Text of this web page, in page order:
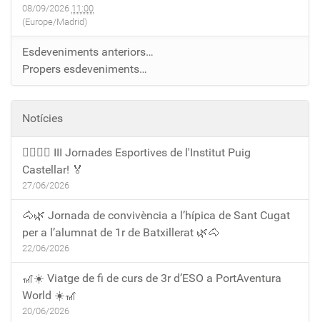
08/09/2026 11:00
(Europe/Madrid)
Esdeveniments anteriors…
Propers esdeveniments…
Notícies
🏃‍♀️🏃‍♂️ III Jornades Esportives de l'Institut Puig
Castellar! 🏅
27/06/2026
🐴🌿 Jornada de convivència a l’hípica de Sant Cugat
per a l’alumnat de 1r de Batxillerat 🌿🐴
22/06/2026
🎢☀️ Viatge de fi de curs de 3r d’ESO a PortAventura
World ☀️🎢
20/06/2026